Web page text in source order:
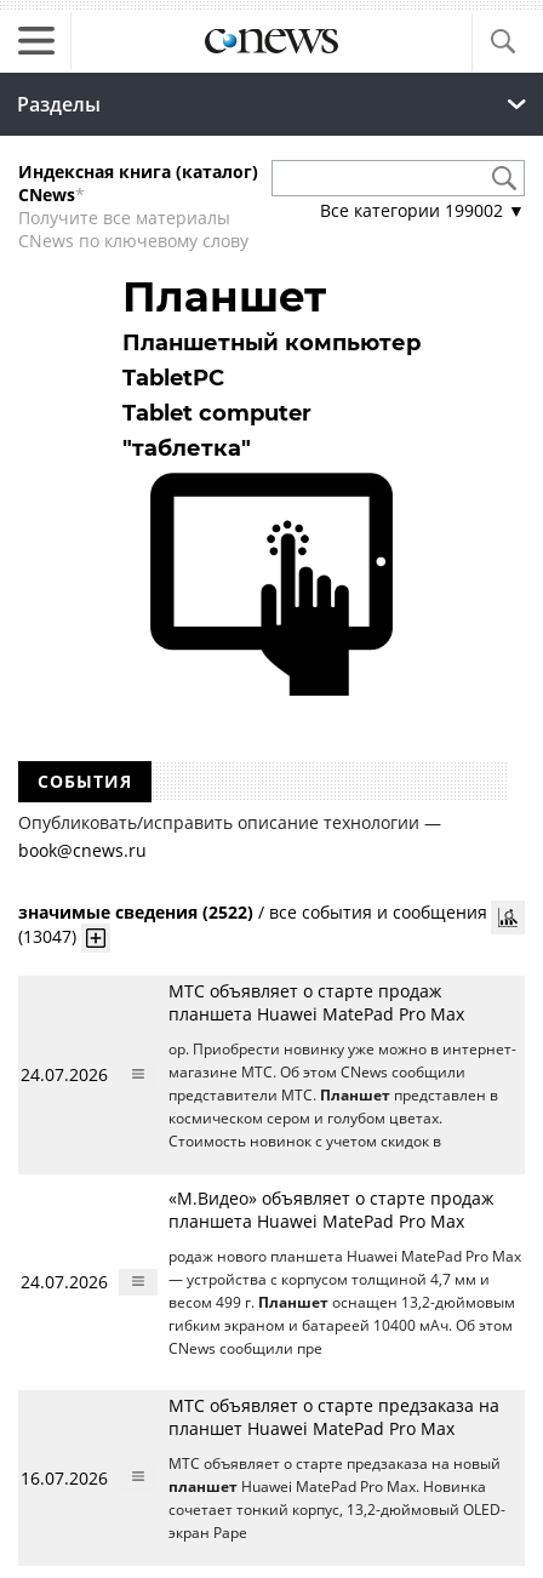
Разделы
Индексная книга (каталог)
CNews*
Получите все материалы
CNews по ключевому слову
Все категории 199002 ▼
Планшет
Планшетный компьютер
TabletPC
Tablet computer
"таблетка"
СОБЫТИЯ
Опубликовать/исправить описание технологии —
book@cnews.ru
значимые сведения (2522) / все события и сообщения
(13047)
24.07.2026
МТС объявляет о старте продаж
планшета Huawei MatePad Pro Max
ор. Приобрести новинку уже можно в интернет-
магазине МТС. Об этом CNews сообщили
представители МТС. Планшет представлен в
космическом сером и голубом цветах.
Стоимость новинок с учетом скидок в
24.07.2026
«М.Видео» объявляет о старте продаж
планшета Huawei MatePad Pro Max
родаж нового планшета Huawei MatePad Pro Max
— устройства с корпусом толщиной 4,7 мм и
весом 499 г. Планшет оснащен 13,2-дюймовым
гибким экраном и батареей 10400 мАч. Об этом
CNews сообщили пре
16.07.2026
МТС объявляет о старте предзаказа на
планшет Huawei MatePad Pro Max
МТС объявляет о старте предзаказа на новый
планшет Huawei MatePad Pro Max. Новинка
сочетает тонкий корпус, 13,2-дюймовый OLED-
экран Pape